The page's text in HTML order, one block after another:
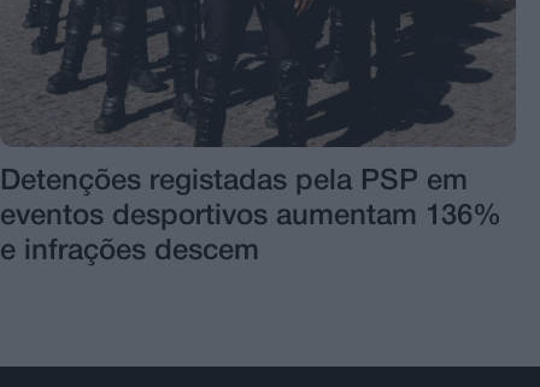
Detenções registadas pela PSP em
eventos desportivos aumentam 136%
e infrações descem